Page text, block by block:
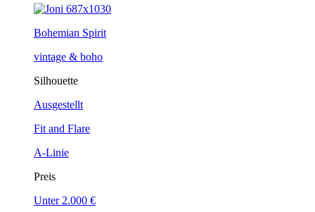
Bohemian Spirit
vintage & boho
Silhouette
Ausgestellt
Fit and Flare
A-Linie
Preis
Unter 2.000 €